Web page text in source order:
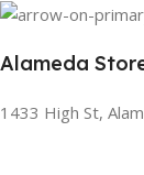
Alameda
1433 High St,